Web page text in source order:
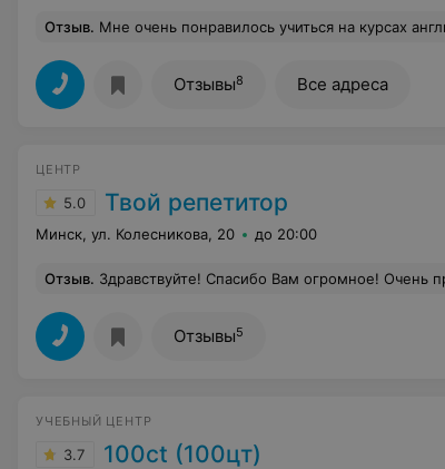
Отзыв. Мне очень понравилось учиться на курсах английского языка в учебном центре "Новое образование". Преподаватель Наталья четко и доступно
Отзывы8 Все адреса
ЦЕНТР
5.0 Твой репетитор
Минск, ул. Колесникова, 20 до 20:00
Отзыв. Здравствуйте! Спасибо Вам огромное! Очень прекрасные занятия! У моего сына 9 за четверть по физике, и это благодаря Вашим занятиям! Нам очень нравятся
Отзывы5
УЧЕБНЫЙ ЦЕНТР
3.7 100ct (100цт)